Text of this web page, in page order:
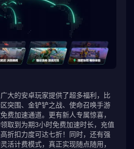
大的安卓玩家提供了超多福利，比
突围、金铲铲之战、使命召唤手游
费加速通道。更有新人专属惊喜，
取到为期3小时免费加速时长，充值
折扣力度可达七折！同时，还有强
活计费模式，真正实现随点随用，